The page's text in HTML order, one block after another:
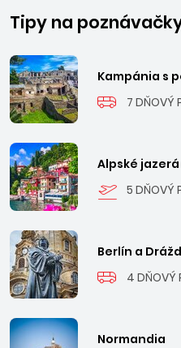
Tipy na
Kampánia s
7 DŇOVÝ
Alpské
5 DŇOVÝ
Berlín a
4 DŇOVÝ
Normandia